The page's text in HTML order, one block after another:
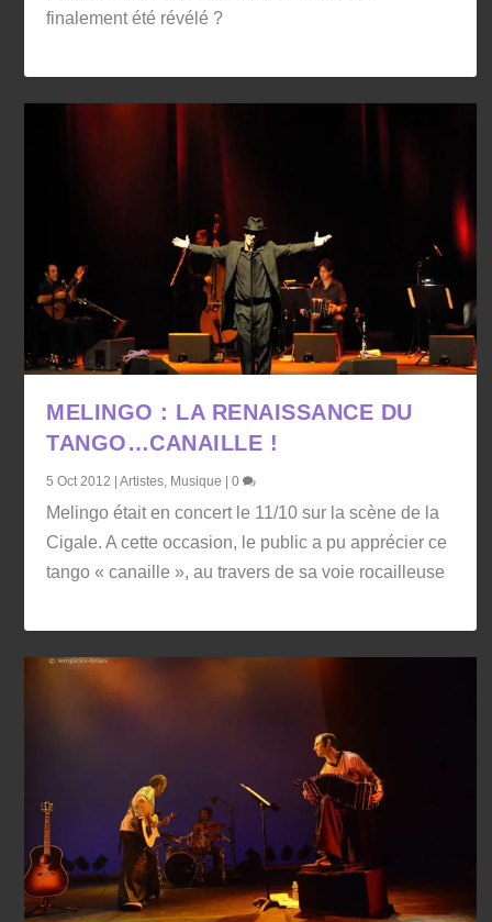
finalement été révélé ?
MELINGO : LA RENAISSANCE DU
TANGO…CANAILLE !
5 Oct 2012 |Artistes, Musique |0
Melingo était en concert le 11/10 sur la scène de la
Cigale. A cette occasion, le public a pu apprécier ce
tango « canaille », au travers de sa voie rocailleuse